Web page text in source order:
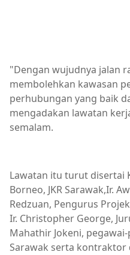
"Dengan wujudnya jalan
membolehkan kawasan
perhubungan yang baik
mengadakan lawatan
semalam.
Lawatan itu turut disertai
Borneo, JKR Sarawak,Ir.
Redzuan, Pengurus Projek
Ir. Christopher George,
Mahathir Jokeni,
Sarawak serta kontraktor